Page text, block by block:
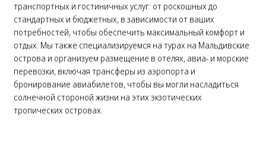
транспортных и гостиничных услуг: от роскошных до
стандартных и бюджетных, в зависимости от ваших
потребностей, чтобы обеспечить максимальный комфорт и
отдых. Мы также специализируемся на турах на Мальдивские
острова и организуем размещение в отелях, авиа- и морские
перевозки, включая трансферы из аэропорта и
бронирование авиабилетов, чтобы вы могли насладиться
солнечной стороной жизни на этих экзотических
тропических островах.